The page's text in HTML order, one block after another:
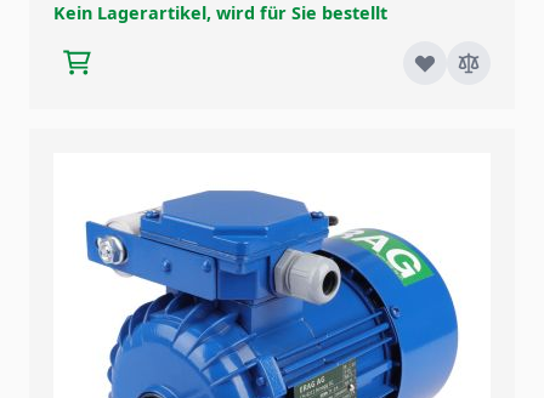
Kein Lagerartikel, wird für Sie bestellt